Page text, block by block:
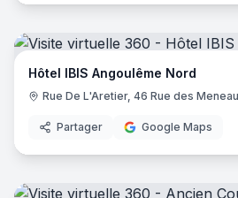
Hôtel IBIS Angoulême Nord
Rue De L'Aretier, 46 Rue des
Partager Google Maps